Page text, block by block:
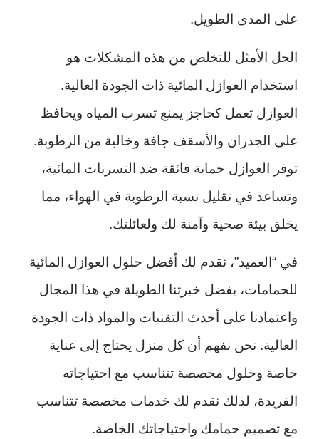
على المدى الطويل.
الحل الأمثل للتخلص من هذه المشكلات هو
استخدام العوازل المائية ذات الجودة العالية.
العوازل تعمل كحاجز يمنع تسرب المياه ويحافظ
على الجدران والأسقف جافة وخالية من الرطوبة.
توفر العوازل حماية فائقة ضد التسربات المائية،
وتساعد في تقليل نسبة الرطوبة في الهواء، مما
يخلق بيئة صحية وآمنة لك ولعائلتك.
في “العميد”، نقدم لك أفضل حلول العوازل المائية
للحمامات، بفضل خبرتنا الطويلة في هذا المجال
واعتمادنا على أحدث التقنيات والمواد ذات الجودة
العالية. نحن نفهم أن كل منزل يحتاج إلى عناية
خاصة وحلول مخصصة تتناسب مع احتياجاته
الفريدة، لذلك نقدم لك خدمات مخصصة تتناسب
مع تصميم حمامك واحتياجاتك الخاصة.